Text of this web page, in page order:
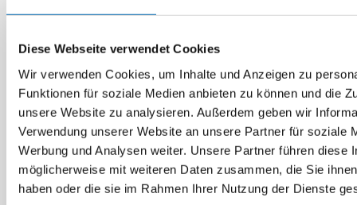
Diese Webseite verwendet Cookies
Wir verwenden Cookies, um Inhalte und Anzeigen zu
Funktionen für soziale Medien anbieten zu können und die
unsere Website zu analysieren. Außerdem geben wir
Verwendung unserer Website an unsere Partner für soziale
Werbung und Analysen weiter. Unsere Partner führen diese
möglicherweise mit weiteren Daten zusammen, die Sie
haben oder die sie im Rahmen Ihrer Nutzung der Dienste
Endkappe 256/24C
Artikel-Nr. SE010226
(428404)
Klipshalter FP 16/20
Artikel-Nr. FP16.20
(429196)